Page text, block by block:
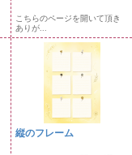
こちらのページを開いて頂き
ありが...
縦のフレーム